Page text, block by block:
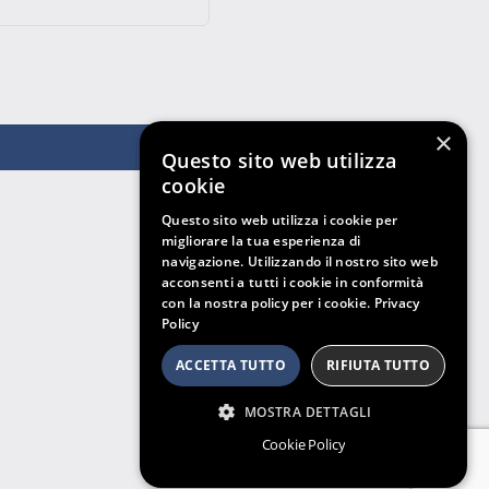
×
Questo sito web utilizza
cookie
Questo sito web utilizza i cookie per
migliorare la tua esperienza di
navigazione. Utilizzando il nostro sito web
acconsenti a tutti i cookie in conformità
con la nostra policy per i cookie. Privacy
Policy
ACCETTA TUTTO RIFIUTA TUTTO
MOSTRA DETTAGLI
Cookie Policy